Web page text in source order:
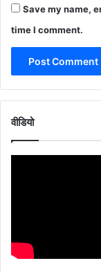
Save my name,
time I comment.
वीडियो